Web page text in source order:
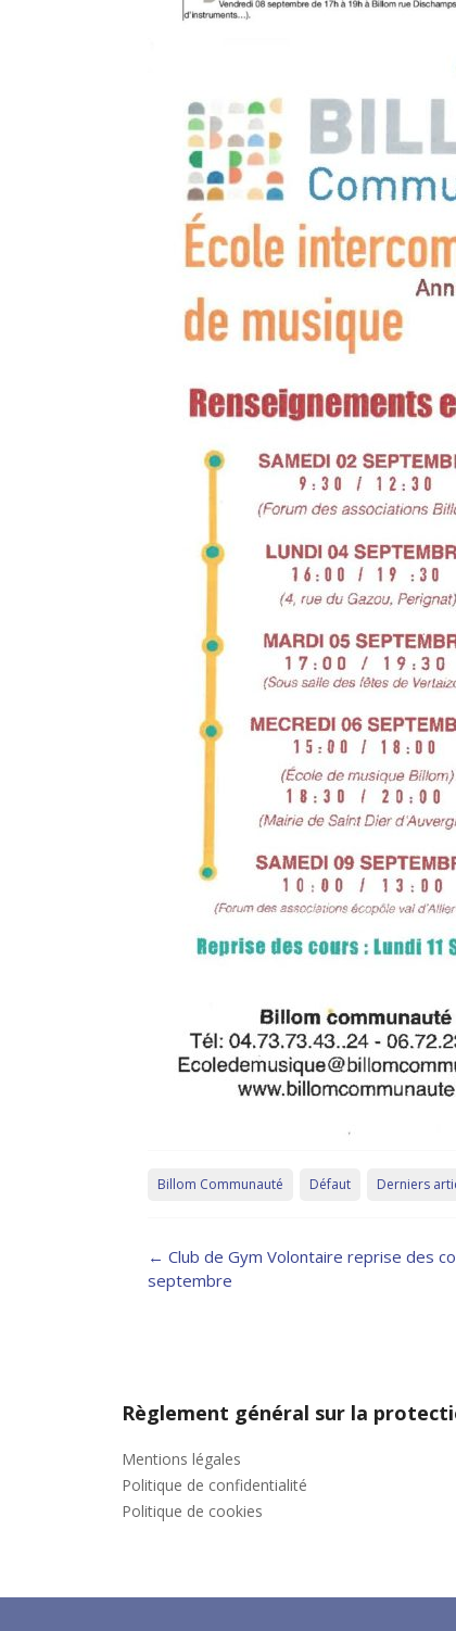
Billom Communauté Défaut Derniers
Post
navigation
← Club de Gym Volontaire reprise des
septembre
Règlement général sur la
Mentions légales
Politique de confidentialité
Politique de cookies